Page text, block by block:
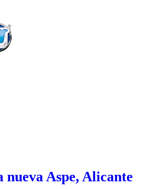
nueva Aspe, Alicante